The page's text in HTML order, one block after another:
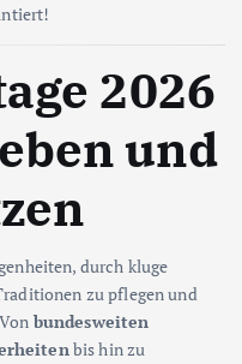
2026
und
durch kluge
zu pflegen und
bundesweiten
bis hin zu